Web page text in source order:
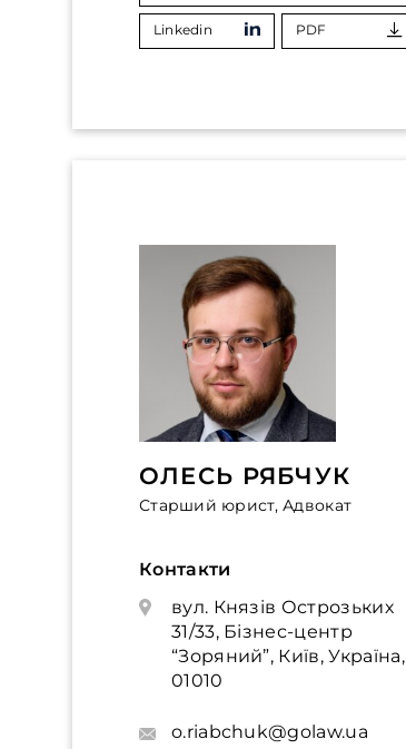
Linkedin PDF
ОЛЕСЬ РЯБЧУК
Старший юрист, Адвокат
Контакти
вул. Князів Острозьких
31/33, Бізнес-центр
“Зоряний”, Київ, Україна,
01010
o.riabchuk@golaw.ua